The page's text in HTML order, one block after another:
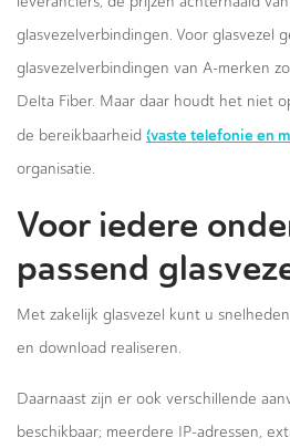
glasvezelverbindingen. Voor glasvezel
glasvezelverbindingen van A-merken
Delta Fiber. Maar daar houdt het niet
de bereikbaarheid (vaste telefonie en
organisatie.
Voor iedere
passend
Met zakelijk glasvezel kunt u
en download realiseren.
Daarnaast zijn er ook verschillende
beschikbaar; meerdere IP-adressen,